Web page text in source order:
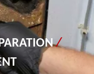
/